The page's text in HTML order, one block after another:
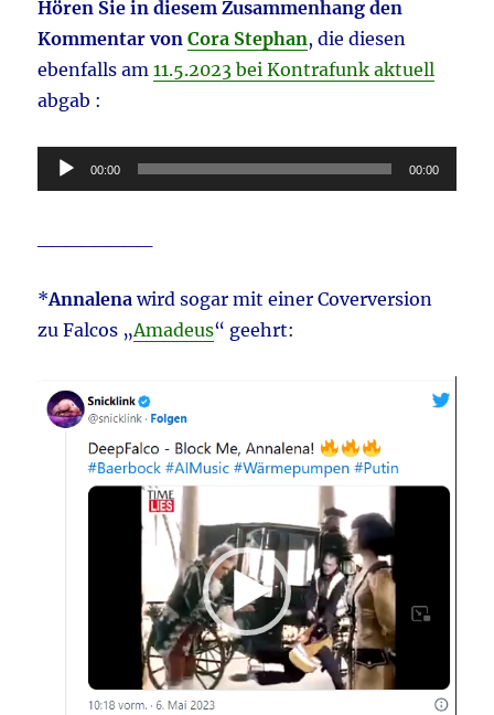
Hören Sie in diesem Zusammenhang den
Kommentar vonCora Stephan, die diesen
ebenfalls am11.5.2023 bei Kontrafunk aktuell
abgab :
Audio-
Player
00:00 00:00
*Annalena wird sogar mit einer Coverversion
zu Falcos „Amadeus“ geehrt:
Video-
Player